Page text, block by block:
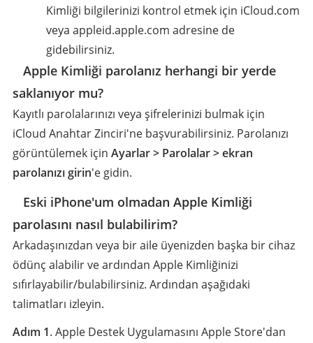
Kimliği bilgilerinizi kontrol etmek için iCloud.com
veya appleid.apple.com adresine de
gidebilirsiniz.
Apple Kimliği parolanız herhangi bir yerde
saklanıyor mu?
Kayıtlı parolalarınızı veya şifrelerinizi bulmak için
iCloud Anahtar Zinciri'ne başvurabilirsiniz. Parolanızı
görüntülemek için Ayarlar > Parolalar > ekran
parolanızı girin'e gidin.
Eski iPhone'um olmadan Apple Kimliği
parolasını nasıl bulabilirim?
Arkadaşınızdan veya bir aile üyenizden başka bir cihaz
ödünç alabilir ve ardından Apple Kimliğinizi
sıfırlayabilir/bulabilirsiniz. Ardından aşağıdaki
talimatları izleyin.
Adım 1. Apple Destek Uygulamasını Apple Store'dan